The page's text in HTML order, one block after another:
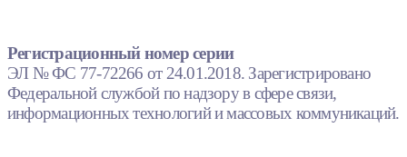
Регистрационный номер серии
ЭЛ № ФС 77-72266 от 24.01.2018. Зарегистрировано
Федеральной службой по надзору в сфере связи,
информационных технологий и массовых коммуникаций.